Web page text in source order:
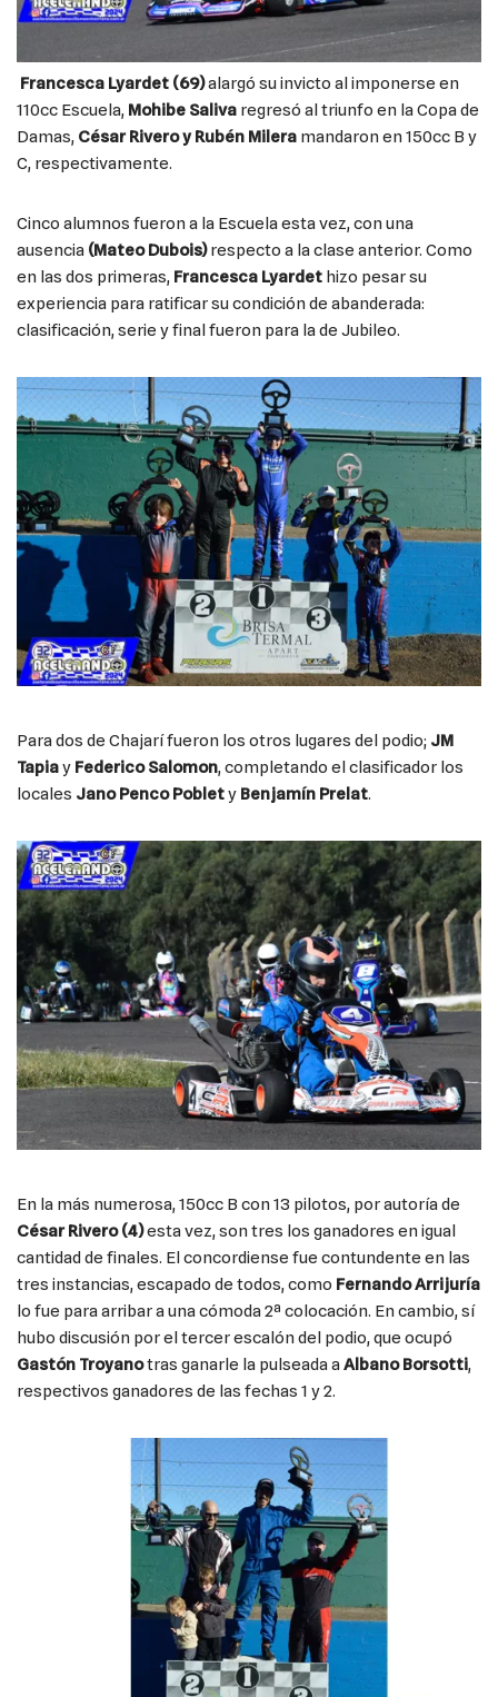
Francesca Lyardet (69)alargó su invicto al imponerse en
110cc Escuela, Mohibe Saliva regresó al triunfo en la Copa de
Damas, César Rivero y Rubén Milera mandaron en 150cc B y
C, respectivamente.
Cinco alumnos fueron a la Escuela esta vez, con una
ausencia (Mateo Dubois)respecto a la clase anterior. Como
en las dos primeras, Francesca Lyardet hizo pesar su
experiencia para ratificar su condición de abanderada:
clasificación, serie y final fueron para la de Jubileo.
Para dos de Chajarí fueron los otros lugares del podio; JM
Tapiay Federico Salomon, completando el clasificador los
locales Jano Penco Poblety Benjamín Prelat.
En la más numerosa, 150cc B con 13 pilotos, por autoría de
César Rivero (4)esta vez, son tres los ganadores en igual
cantidad de finales. El concordiense fue contundente en las
tres instancias, escapado de todos, como Fernando Arrijuría
lo fue para arribar a una cómoda 2ª colocación. En cambio, sí
hubo discusión por el tercer escalón del podio, que ocupó
Gastón Troyanotras ganarle la pulseada aAlbano Borsotti,
respectivos ganadores de las fechas 1 y 2.